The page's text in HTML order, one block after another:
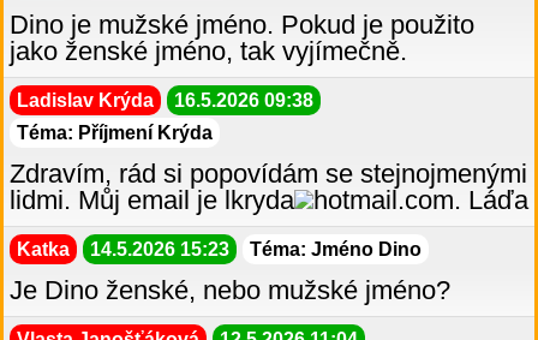
Dino je mužské jméno. Pokud je použito
jako ženské jméno, tak vyjímečně.
Ladislav Krýda
16.5.2026 09:38
Téma: Příjmení Krýda
Zdravím, rád si popovídám se stejnojmenými
lidmi. Můj email je lkryda
hotmail.com. Láďa
Katka 14.5.2026 15:23 Téma: Jméno Dino
Je Dino ženské, nebo mužské jméno?